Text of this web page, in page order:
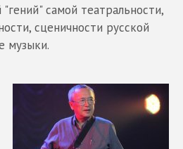
самой театральности,
сценичности русской
музыки.